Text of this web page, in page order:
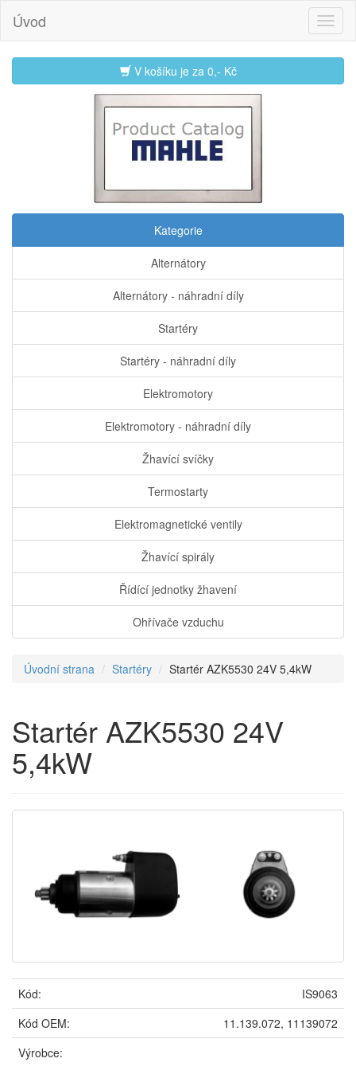
Úvod
V košíku je za 0,- Kč
Kategorie
Alternátory
Alternátory - náhradní díly
Startéry
Startéry - náhradní díly
Elektromotory
Elektromotory - náhradní díly
Žhavící svíčky
Termostarty
Elektromagnetické ventily
Žhavící spirály
Řídící jednotky žhavení
Ohřívače vzduchu
Úvodní strana Startéry Startér AZK5530 24V 5,4kW
Startér AZK5530 24V
5,4kW
Kód:
IS9063
Kód OEM:
11.139.072, 11139072
Výrobce: